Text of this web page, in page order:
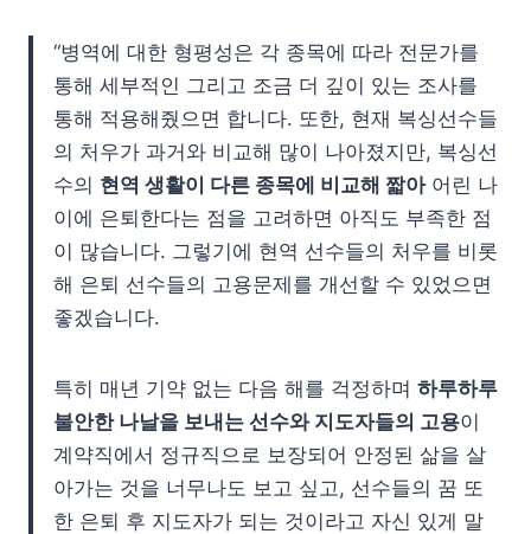
“병역에 대한 형평성은 각 종목에 따라 전문가를
통해 세부적인 그리고 조금 더 깊이 있는 조사를
통해 적용해줬으면 합니다. 또한, 현재 복싱선수들
의 처우가 과거와 비교해 많이 나아졌지만, 복싱선
수의 현역 생활이 다른 종목에 비교해 짧아어린 나
이에 은퇴한다는 점을 고려하면 아직도 부족한 점
이 많습니다. 그렇기에 현역 선수들의 처우를 비롯
해 은퇴 선수들의 고용문제를 개선할 수 있었으면
좋겠습니다.
특히 매년 기약 없는 다음 해를 걱정하며 하루하루
불안한 나날을 보내는 선수와 지도자들의 고용이
계약직에서 정규직으로 보장되어 안정된 삶을 살
아가는 것을 너무나도 보고 싶고, 선수들의 꿈 또
한 은퇴 후 지도자가 되는 것이라고 자신 있게 말